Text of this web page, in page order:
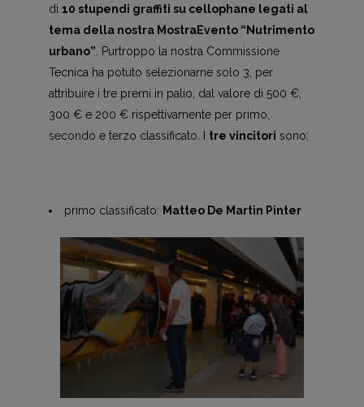
di 10 stupendi graffiti su cellophane legati al
tema della nostra MostraEvento “Nutrimento
urbano”. Purtroppo la nostra Commissione
Tecnica ha potuto selezionarne solo 3, per
attribuire i tre premi in palio, dal valore di 500 €,
300 € e 200 € rispettivamente per primo,
secondo e terzo classificato. I tre vincitori sono:
primo classificato: Matteo De Martin Pinter